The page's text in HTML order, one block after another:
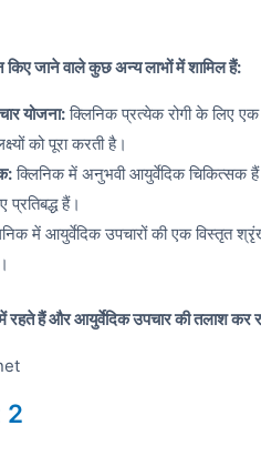
किए जाने वाले कुछ अन्य लाभों में शामिल हैं:
योजना:क्लिनिक प्रत्येक रोगी के लिए
को पूरा करती है।
क्लिनिक में अनुभवी आयुर्वेदिक चिकित्सक हैं
हैं।
में आयुर्वेदिक उपचारों की एक विस्तृत
हैं और आयुर्वेदिक उपचार की तलाश कर
2